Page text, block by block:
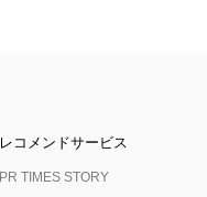
レコメンドサービス
PR TIMES STORY